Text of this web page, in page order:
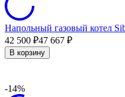
Напольный газовый котел
42 500 ₽47 667 ₽
В корзину
-14%